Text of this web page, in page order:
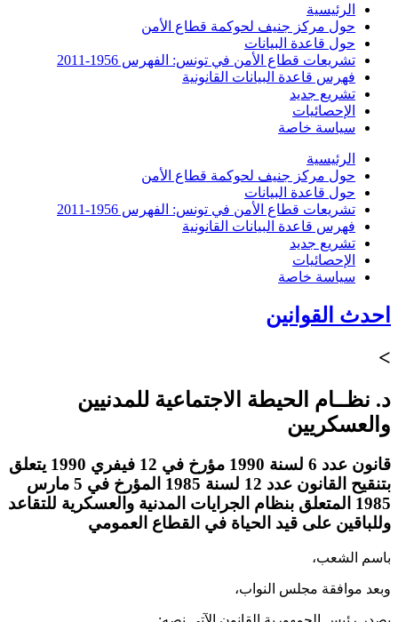
الرئيسية
حول مركز جنيف لحوكمة قطاع الأمن
حول قاعدة البيانات
تشريعات قطاع الأمن في تونس: الفهرس 1956-2011
فهرس قاعدة البيانات القانونية
تشريع جديد
الإحصائيات
سياسة خاصة
الرئيسية
حول مركز جنيف لحوكمة قطاع الأمن
حول قاعدة البيانات
تشريعات قطاع الأمن في تونس: الفهرس 1956-2011
فهرس قاعدة البيانات القانونية
تشريع جديد
الإحصائيات
سياسة خاصة
احدث القوانين
>
د. نظــام الحيطة الاجتماعية للمدنيين
والعسكريين
قانون عدد 6 لسنة 1990 مؤرخ في 12 فيفري 1990 يتعلق
بتنقيح القانون عدد 12 لسنة 1985 المؤرخ في 5 مارس
1985 المتعلق بنظام الجرايات المدنية والعسكرية للتقاعد
وللباقين على قيد الحياة في القطاع العمومي
باسم الشعب،
وبعد موافقة مجلس النواب،